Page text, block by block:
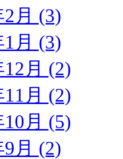
2月 (3)
1月 (3)
12月 (2)
11月 (2)
10月 (5)
9月 (2)